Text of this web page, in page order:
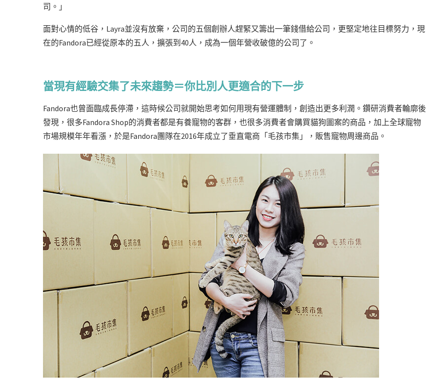
司。」
面對心情的低谷，Layra並沒有放棄，公司的五個創辦人趕緊又籌出一筆錢借給公司，更堅定地往目標努力，現
在的Fandora已經從原本的五人，擴張到40人，成為一個年營收破億的公司了。
當現有經驗交集了未來趨勢＝你比別人更適合的下一步
Fandora也曾面臨成長停滯，這時候公司就開始思考如何用現有營運體制，創造出更多利潤。鑽研消費者輪廓後
發現，很多Fandora Shop的消費者都是有養寵物的客群，也很多消費者會購買貓狗圖案的商品，加上全球寵物
市場規模年年看漲，於是Fandora團隊在2016年成立了垂直電商「毛孩市集」，販售寵物周邊商品。